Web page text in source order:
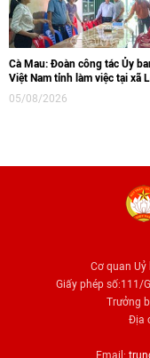
Cà Mau: Đoàn công tác Ủy
Việt Nam tỉnh làm việc tại xã
05/08/2026
Cơ quan Uỷ
Giấy phép số:111/
Trưởng
Địa
Email: